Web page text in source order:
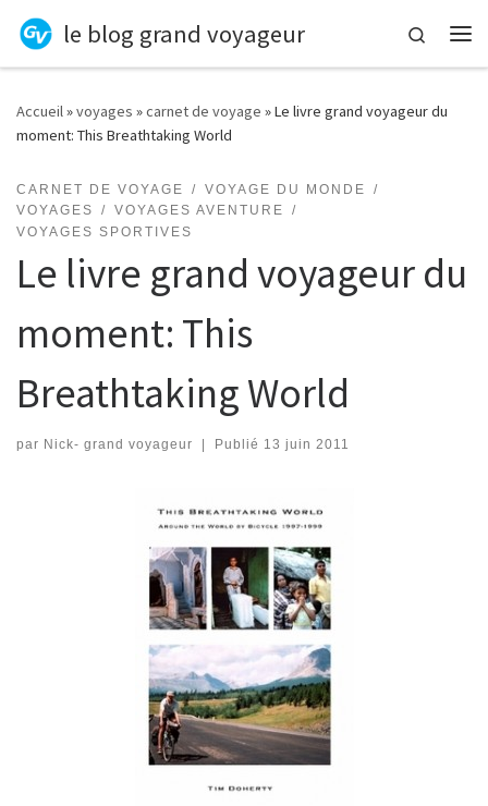
Skip to content
le blog grand voyageur
Search
Accueil»voyages »carnet de voyage »Le livre grand voyageur du
moment: This Breathtaking World
CARNET DE VOYAGE
VOYAGE DU MONDE
VOYAGES
VOYAGES AVENTURE
VOYAGES SPORTIVES
Le livre grand voyageur du
moment: This
Breathtaking World
par Nick- grand voyageur Publié 13 juin 2011